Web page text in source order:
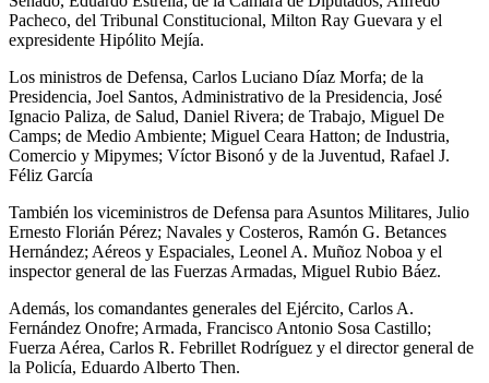
Pacheco, del Tribunal Constitucional, Milton Ray Guevara y el
expresidente Hipólito Mejía.
Los ministros de Defensa, Carlos Luciano Díaz Morfa; de la
Presidencia, Joel Santos, Administrativo de la Presidencia, José
Ignacio Paliza, de Salud, Daniel Rivera; de Trabajo, Miguel De
Camps; de Medio Ambiente; Miguel Ceara Hatton; de Industria,
Comercio y Mipymes; Víctor Bisonó y de la Juventud, Rafael J.
Féliz García
También los viceministros de Defensa para Asuntos Militares, Julio
Ernesto Florián Pérez; Navales y Costeros, Ramón G. Betances
Hernández; Aéreos y Espaciales, Leonel A. Muñoz Noboa y el
inspector general de las Fuerzas Armadas, Miguel Rubio Báez.
Además, los comandantes generales del Ejército, Carlos A.
Fernández Onofre; Armada, Francisco Antonio Sosa Castillo;
Fuerza Aérea, Carlos R. Febrillet Rodríguez y el director general de
la Policía, Eduardo Alberto Then.